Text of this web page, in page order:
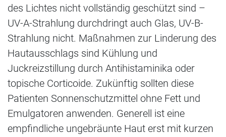
des Lichtes nicht vollständig geschützt sind –
UV-A-Strahlung durchdringt auch Glas, UV-B-
Strahlung nicht. Maßnahmen zur Linderung des
Hautausschlags sind Kühlung und
Juckreizstillung durch Antihistaminika oder
topische Corticoide. Zukünftig sollten diese
Patienten Sonnenschutzmittel ohne Fett und
Emulgatoren anwenden. Generell ist eine
empfindliche ungebräunte Haut erst mit kurzen